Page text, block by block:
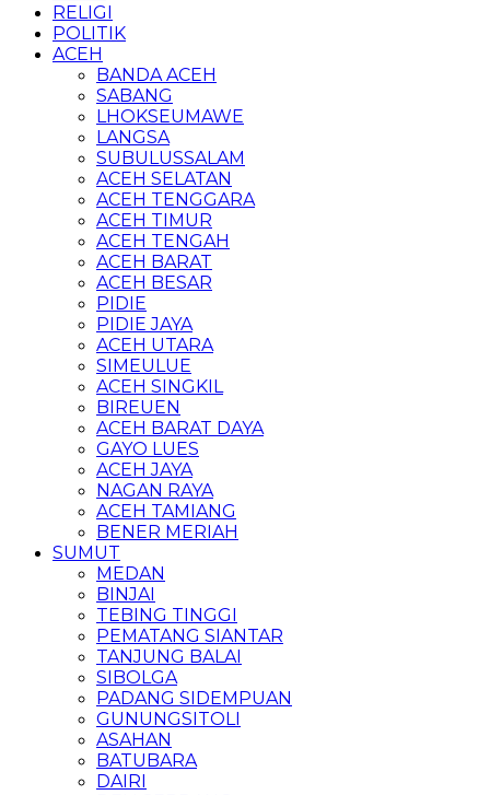
RELIGI
POLITIK
ACEH
BANDA ACEH
SABANG
LHOKSEUMAWE
LANGSA
SUBULUSSALAM
ACEH SELATAN
ACEH TENGGARA
ACEH TIMUR
ACEH TENGAH
ACEH BARAT
ACEH BESAR
PIDIE
PIDIE JAYA
ACEH UTARA
SIMEULUE
ACEH SINGKIL
BIREUEN
ACEH BARAT DAYA
GAYO LUES
ACEH JAYA
NAGAN RAYA
ACEH TAMIANG
BENER MERIAH
SUMUT
MEDAN
BINJAI
TEBING TINGGI
PEMATANG SIANTAR
TANJUNG BALAI
SIBOLGA
PADANG SIDEMPUAN
GUNUNGSITOLI
ASAHAN
BATUBARA
DAIRI